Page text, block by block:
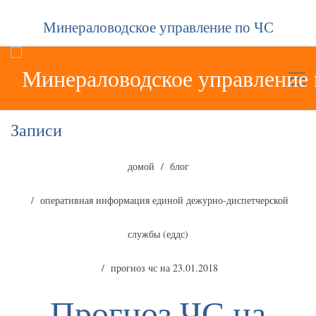
Минераловодское управление по ЧС
Записи
домой блог
оперативная информация единой дежурно-диспетчерской
службы (еддс)
прогноз чс на 23.01.2018